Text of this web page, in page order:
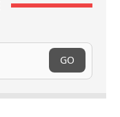
GO